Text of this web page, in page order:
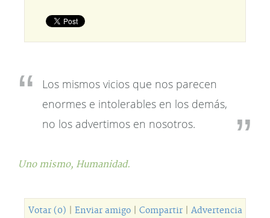
Los mismos vicios que nos parecen
enormes e intolerables en los demás,
no los advertimos en nosotros.
Uno mismo, Humanidad.
Votar (0) Enviar amigo| Compartir| Advertencia